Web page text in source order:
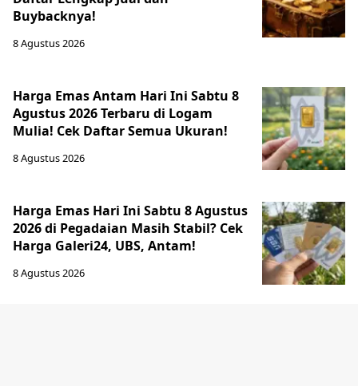
Buybacknya!
8 Agustus 2026
Harga Emas Antam Hari Ini Sabtu 8
Agustus 2026 Terbaru di Logam
Mulia! Cek Daftar Semua Ukuran!
8 Agustus 2026
Harga Emas Hari Ini Sabtu 8 Agustus
2026 di Pegadaian Masih Stabil? Cek
Harga Galeri24, UBS, Antam!
8 Agustus 2026